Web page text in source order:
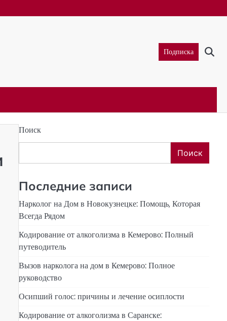
Подписка
Поиск
Поиск
Последние записи
Нарколог на Дом в Новокузнецке: Помощь, Которая
Всегда Рядом
Кодирование от алкоголизма в Кемерово: Полный
путеводитель
Вызов нарколога на дом в Кемерово: Полное
руководство
Осипший голос: причины и лечение осиплости
Кодирование от алкоголизма в Саранске: